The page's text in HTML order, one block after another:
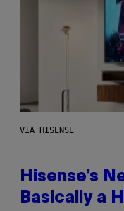
VIA HISENSE
Hisense’s
Basically a